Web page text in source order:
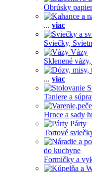
Obrúsky
... viac
Sviečky,
Vázy
Sklenené vázy,
... viac
Taniere a
Hrnce a sady
Párty
Tortové
do kuchyne
Formičky a